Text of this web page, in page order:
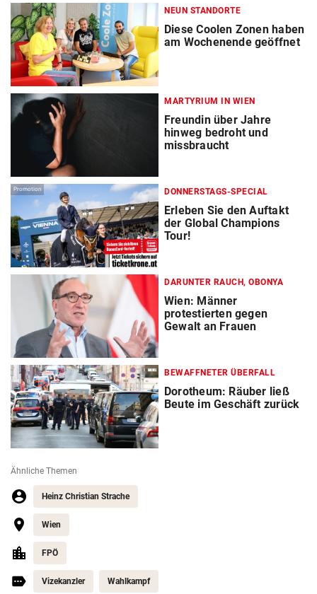
NEUN STANDORTE
Diese Coolen Zonen haben
am Wochenende geöffnet
MARTYRIUM IN WIEN
Freundin über Jahre
hinweg bedroht und
missbraucht
Promotion DONNERSTAGS-SPECIAL
Erleben Sie den Auftakt
der Global Champions
Tour!
DARUNTER RAUCH, OBONYA
Wien: Männer
protestierten gegen
Gewalt an Frauen
BEWAFFNETER ÜBERFALL
Dorotheum: Räuber ließ
Beute im Geschäft zurück
Ähnliche Themen
Heinz Christian Strache
Wien
FPÖ
Vizekanzler Wahlkampf